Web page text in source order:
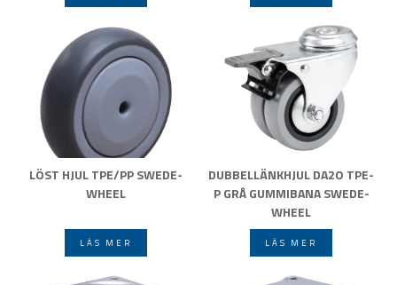
LÖST HJUL TPE/PP SWEDE-
WHEEL
LÄS MER
DUBBELLÄNKHJUL DA2O TPE-
P GRÅ GUMMIBANA SWEDE-
WHEEL
LÄS MER